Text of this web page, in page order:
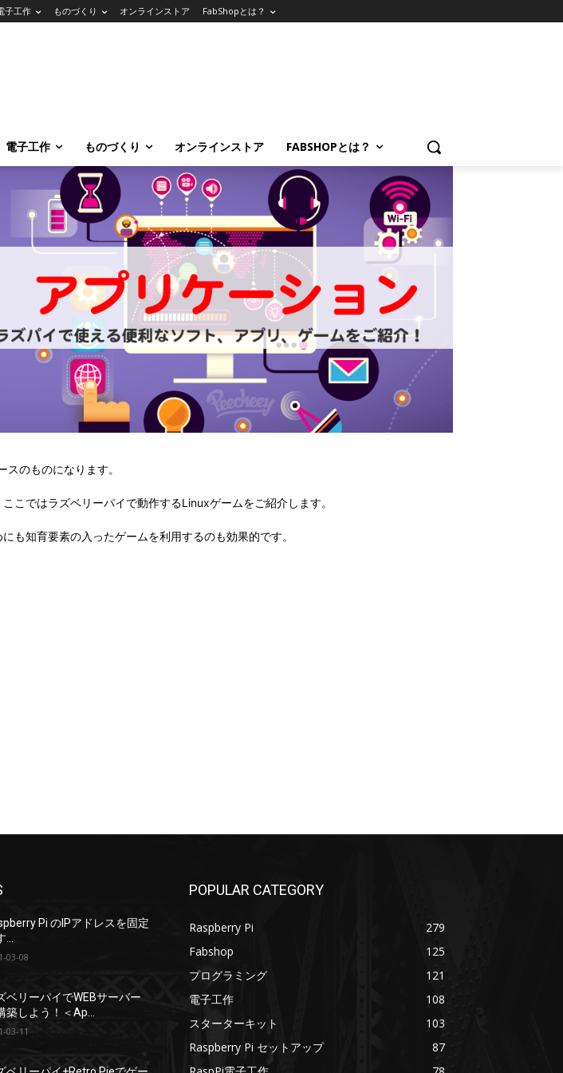
子工作 ものづくり オンラインストア FabShopとは？
電子工作 ものづくり オンラインストア FABSHOPとは？
のものになります。
こではラズベリーパイで動作するLinuxゲームをご紹介します。
も知育要素の入ったゲームを利用するのも効果的です。
Pi のIPアドレスを固定
03-08
ベリーパイでWEBサーバー
築しよう！＜Ap...
03-11
POPULAR CATEGORY
Raspberry Pi
279
Fabshop
125
プログラミング
121
電子工作
108
スターターキット
103
Raspberry Pi セットアップ
87